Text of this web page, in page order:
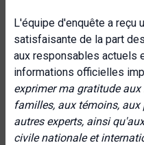
L'équipe d'enquête a reçu
satisfaisante de la part
aux responsables actuels
informations officielles
exprimer ma gratitude
familles, aux témoins,
autres experts, ainsi
civile nationale et